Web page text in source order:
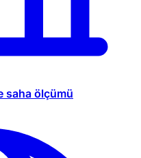
saha ölçümü